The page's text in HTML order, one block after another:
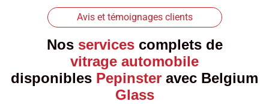
Avis et témoignages clients
Nos servicescomplets de
vitrage automobile
disponibles Pepinster avec Belgium
Glass